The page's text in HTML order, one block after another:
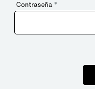
Contraseña *